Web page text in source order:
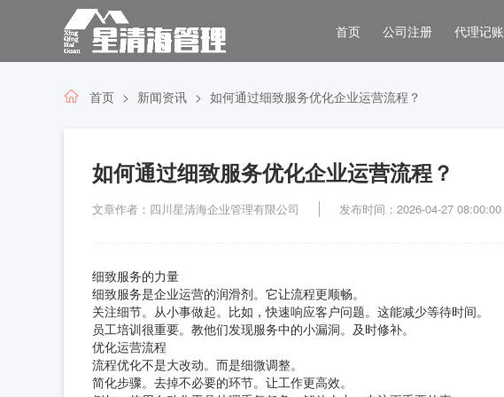
首页 公司注册 代理记账
首页 新闻资讯 如何通过细致服务优化企业运营流程？
如何通过细致服务优化企业运营流程？
文章作者：四川星清海企业管理有限公司 发布时间：2026-04-27 08:00:00
细致服务的力量
细致服务是企业运营的润滑剂。它让流程更顺畅。
关注细节。从小事做起。比如，快速响应客户问题。这能减少等待时间。
员工培训很重要。教他们发现服务中的小漏洞。及时修补。
优化运营流程
流程优化不是大改动。而是细微调整。
简化步骤。去掉不必要的环节。让工作更高效。